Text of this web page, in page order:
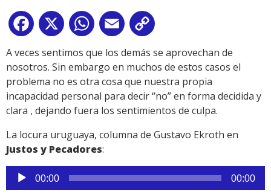
Facebook
X WhatsApp
Email
Link
A veces sentimos que los demás se aprovechan de
nosotros. Sin embargo en muchos de estos casos el
problema no es otra cosa que nuestra propia
incapacidad personal para decir “no” en forma decidida y
clara , dejando fuera los sentimientos de culpa.
La locura uruguaya, columna de Gustavo Ekroth en
Justos y Pecadores:
Reproductor
de
00:00 00:00